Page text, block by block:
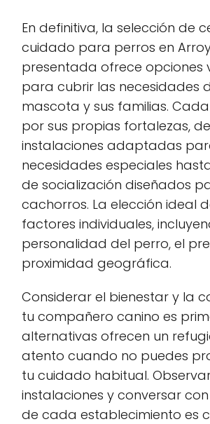
En definitiva, la selección de
cuidado para perros en
presentada ofrece opciones
para cubrir las necesidades
mascota y sus familias.
por sus propias fortalezas,
instalaciones adaptadas
necesidades especiales
de socialización diseñados
cachorros. La elección ideal
factores individuales,
personalidad del perro, el
proximidad geográfica.
Considerar el bienestar y la
tu compañero canino es
alternativas ofrecen un
atento cuando no puedes
tu cuidado habitual.
instalaciones y conversar
de cada establecimiento es